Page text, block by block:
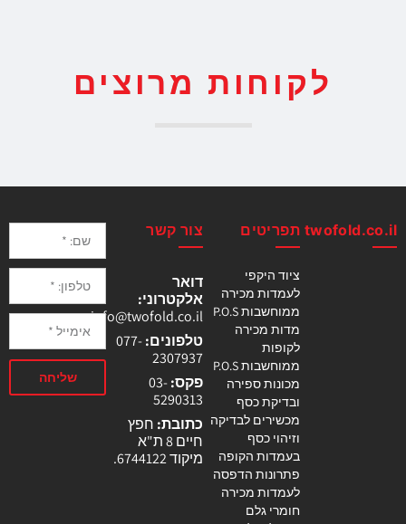
לקוחות מרוצים
twofold.co.il תפריטים
ציוד היקפי
לעמדות מכירה
ממוחשבות P.O.S
מדות מכירה
לקופות
ממוחשבות P.O.S
מכונות ספירה
ובדיקת כסף
מכשירים לבדיקה
וזיהוי כסף
בעמדות הקופה
פתרונות הדפסה
לעמדות מכירה
חומרי גלם
צור קשר
דואר
אלקטרוני:
info@twofold.co.il
טלפונים:077-
2307937
פקס:03-
5290313
כתובת: חפץ
חיים 8 ת"א
מיקוד 6744122.
שליחה